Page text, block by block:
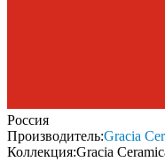
Россия
Производитель:Gracia
Коллекция:Gracia